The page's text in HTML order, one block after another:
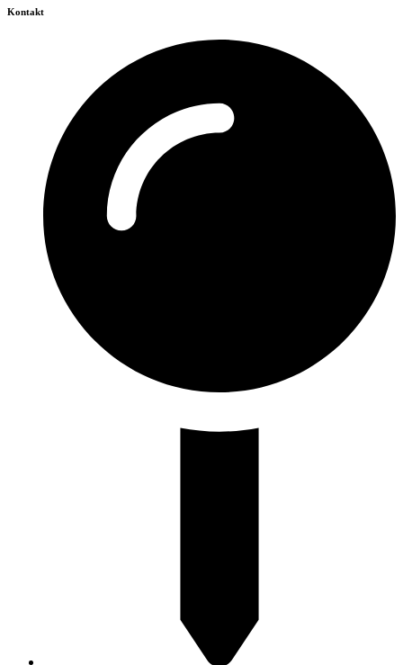
Kontakt